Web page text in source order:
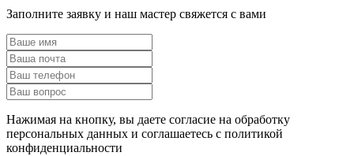
Заполните заявку и наш мастер свяжется с вами
Нажимая на кнопку, вы даете согласие на обработку
персональных данных и соглашаетесь c политикой
конфиденциальности